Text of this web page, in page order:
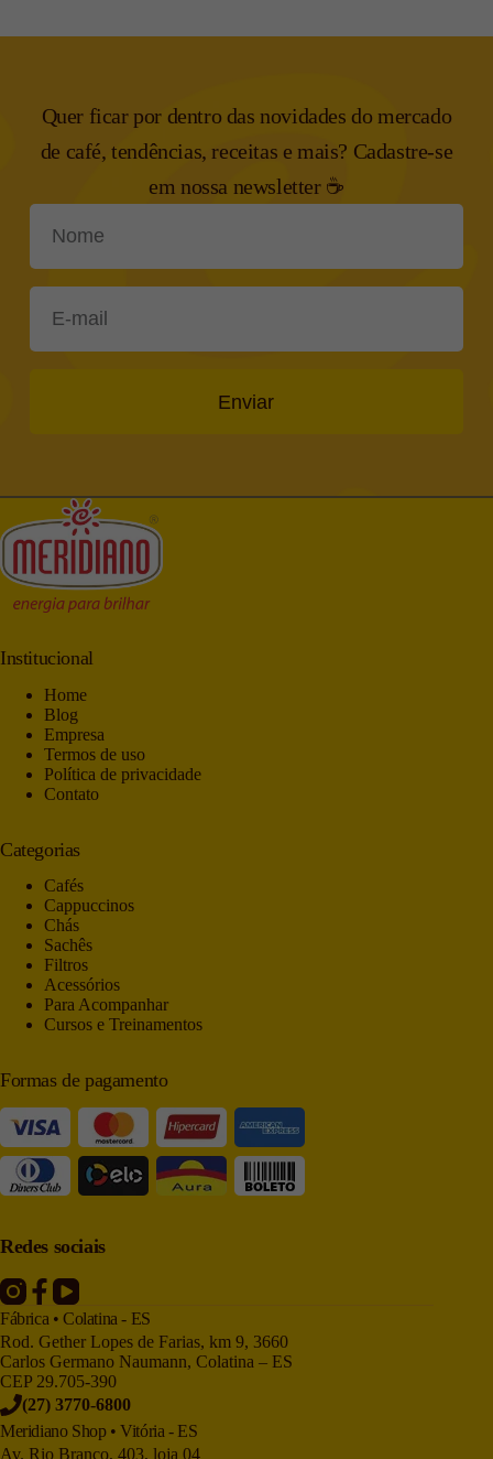
Quer ficar por dentro das novidades do mercado
de café, tendências, receitas e mais? Cadastre-se
em nossa newsletter ☕
Enviar
Institucional
Home
Blog
Empresa
Termos de uso
Política de privacidade
Contato
Categorias
Cafés
Cappuccinos
Chás
Sachês
Filtros
Acessórios
Para Acompanhar
Cursos e Treinamentos
Formas de pagamento
Redes sociais
Fábrica • Colatina - ES
Rod. Gether Lopes de Farias, km 9, 3660
Carlos Germano Naumann, Colatina – ES
CEP 29.705-390
(27) 3770-6800
Meridiano Shop • Vitória - ES
Av. Rio Branco, 403, loja 04